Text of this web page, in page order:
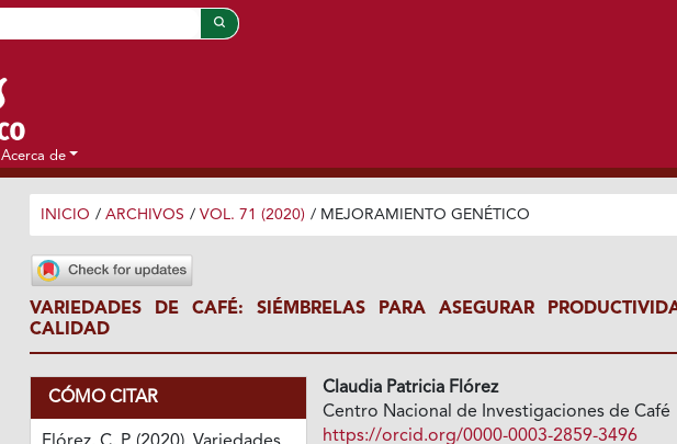
Acerca de
INICIO / ARCHIVOS / VOL. 71 (2020) / MEJORAMIENTO GENÉTICO
VARIEDADES DE CAFÉ: SIÉMBRELAS PARA ASEGURAR
CALIDAD
CÓMO CITAR
Claudia Patricia Flórez
Centro Nacional de Investigaciones de Café
https://orcid.org/0000-0003-2859-3496